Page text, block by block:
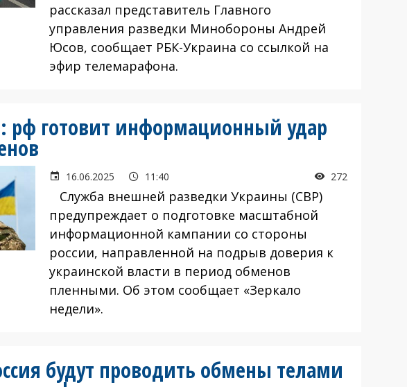
рассказал представитель Главного
управления разведки Минобороны Андрей
Юсов, сообщает РБК-Украина со ссылкой на
эфир телемарафона.
рф готовит информационный удар
16.06.2025 11:40 272
Служба внешней разведки Украины (СВР)
предупреждает о подготовке масштабной
информационной кампании со стороны
россии, направленной на подрыв доверия к
украинской власти в период обменов
пленными. Об этом сообщает «Зеркало
недели».
будут проводить обмены телами